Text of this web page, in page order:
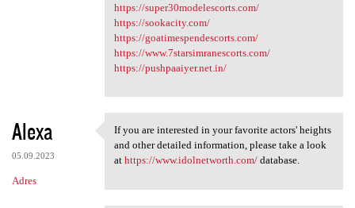
https://super30modelescorts.com/
https://sookacity.com/
https://goatimespendescorts.com/
https://www.7starsimranescorts.com/
https://pushpaaiyer.net.in/
Alexa
05.09.2023
Adres
If you are interested in your
If you are interested in your favorite actors' heights
and other detailed information, please take a look
at https://www.idolnetworth.com/database.